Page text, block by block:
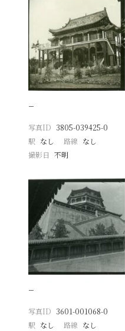
−
写真ID 3805-039425-0
駅 なし 路線 なし
撮影日
不明
−
写真ID 3601-001068-0
駅 なし 路線 なし